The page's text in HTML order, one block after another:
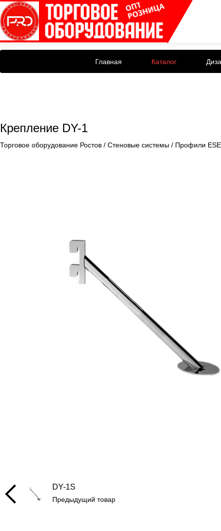
Главная Каталог
Крепление DY-1
Торговое оборудование Ростов / Стеновые системы / Профили
DY-1S
Предыдущий товар